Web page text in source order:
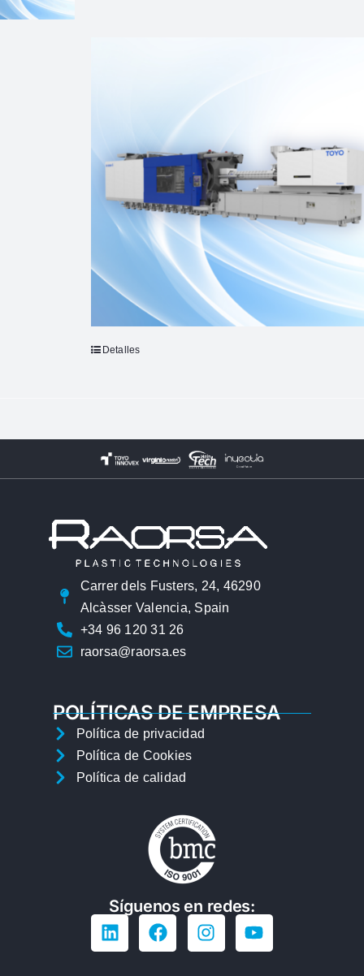
Detalles
Carrer dels Fusters, 24, 46290
Alcàsser Valencia, Spain
+34 96 120 31 26
raorsa@raorsa.es
POLÍTICAS DE EMPRESA
Política de privacidad
Política de Cookies
Política de calidad
Síguenos en redes: